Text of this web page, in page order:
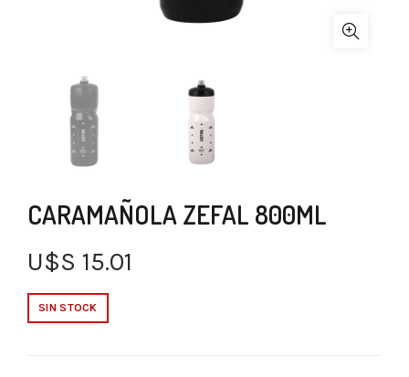
CARAMAÑOLA ZEFAL 800ML
U$S 15.01
SIN STOCK